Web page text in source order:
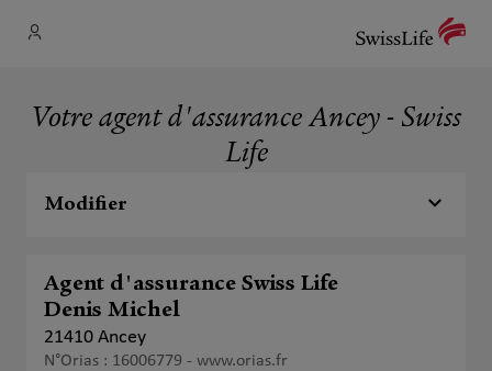
Votre agent d'assurance Ancey - Swiss
Life
Modifier
Agent d'assurance Swiss Life
Denis Michel
21410 Ancey
N°Orias : 16006779 - www.orias.fr